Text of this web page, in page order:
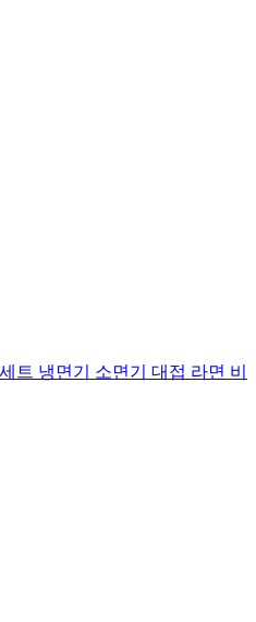
트 냉면기 소면기 대접 라면 비